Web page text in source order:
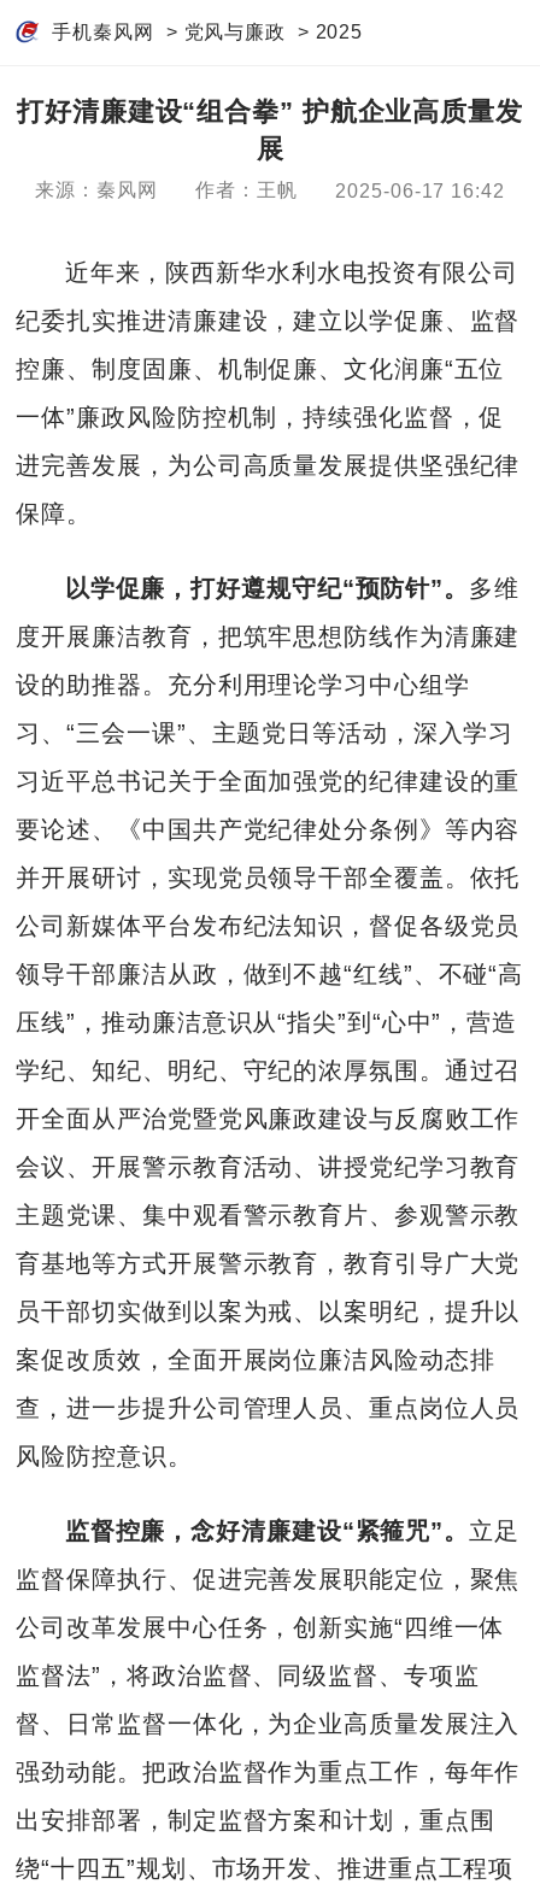
手机秦风网 > 党风与廉政 > 2025
打好清廉建设“组合拳” 护航企业高质量发
展
来源：秦风网 作者：王帆 2025-06-17 16:42
近年来，陕西新华水利水电投资有限公司
纪委扎实推进清廉建设，建立以学促廉、监督
控廉、制度固廉、机制促廉、文化润廉“五位
一体”廉政风险防控机制，持续强化监督，促
进完善发展，为公司高质量发展提供坚强纪律
保障。
以学促廉，打好遵规守纪“预防针”。 多维
度开展廉洁教育，把筑牢思想防线作为清廉建
设的助推器。充分利用理论学习中心组学
习、“三会一课”、主题党日等活动，深入学习
习近平总书记关于全面加强党的纪律建设的重
要论述、《中国共产党纪律处分条例》等内容
并开展研讨，实现党员领导干部全覆盖。依托
公司新媒体平台发布纪法知识，督促各级党员
领导干部廉洁从政，做到不越“红线”、不碰“高
压线”，推动廉洁意识从“指尖”到“心中”，营造
学纪、知纪、明纪、守纪的浓厚氛围。通过召
开全面从严治党暨党风廉政建设与反腐败工作
会议、开展警示教育活动、讲授党纪学习教育
主题党课、集中观看警示教育片、参观警示教
育基地等方式开展警示教育，教育引导广大党
员干部切实做到以案为戒、以案明纪，提升以
案促改质效，全面开展岗位廉洁风险动态排
查，进一步提升公司管理人员、重点岗位人员
风险防控意识。
监督控廉，念好清廉建设“紧箍咒”。 立足
监督保障执行、促进完善发展职能定位，聚焦
公司改革发展中心任务，创新实施“四维一体
监督法”，将政治监督、同级监督、专项监
督、日常监督一体化，为企业高质量发展注入
强劲动能。把政治监督作为重点工作，每年作
出安排部署，制定监督方案和计划，重点围
绕“十四五”规划、市场开发、推进重点工程项